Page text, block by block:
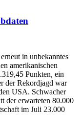
in unbekanntes
amerikanischen
Punkten, ein
der Rekordjagd war
USA. Schwacher
der erwarteten 80.000
im Juli 23.000